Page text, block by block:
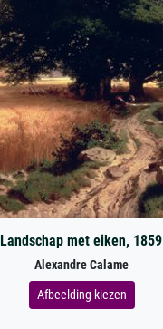
Landschap met eiken, 1859
Alexandre Calame
Afbeelding kiezen